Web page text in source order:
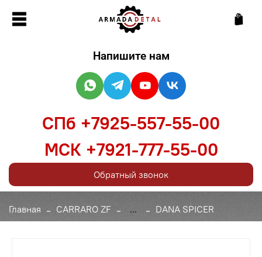
Главная CARRARO ZF ... DANA SPICER
Напишите нам
СПб +7925-557-55-00
МСК +7921-777-55-00
Обратный звонок